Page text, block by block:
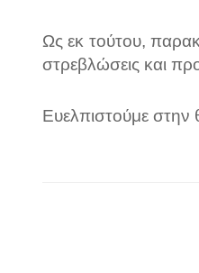
Ως εκ τούτου,
στρεβλώσεις και
Ευελπιστούμε στην